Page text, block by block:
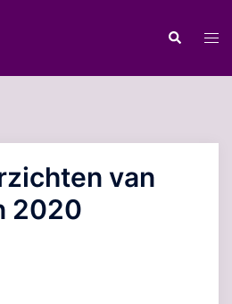
Zoeken
van
2020